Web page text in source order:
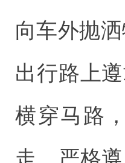
向车外抛
出行路上
横穿马路
走。严格